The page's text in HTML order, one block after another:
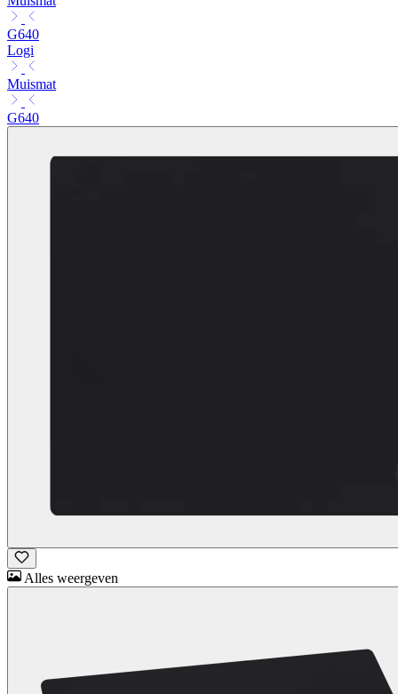
G640
Logi
Muismat
G640
Alles weergeven